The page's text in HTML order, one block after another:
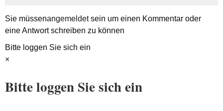
Sie müssenangemeldetsein um einen Kommentar oder
eine Antwort schreiben zu können
Bitte loggen Sie sich ein
×
Bitte loggen Sie sich ein